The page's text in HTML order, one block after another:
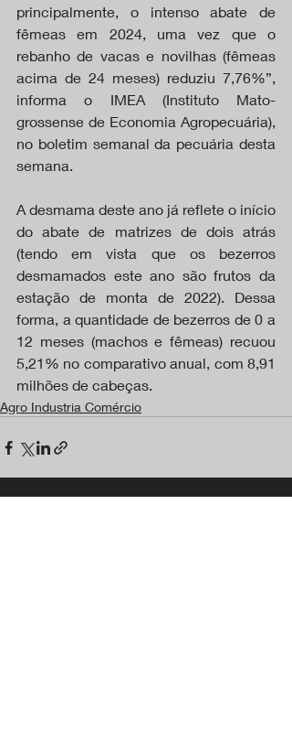
principalmente, o intenso abate de
fêmeas em 2024, uma vez que o
rebanho de vacas e novilhas (fêmeas
acima de 24 meses) reduziu 7,76%”,
informa o IMEA (Instituto Mato-
grossense de Economia Agropecuária),
no boletim semanal da pecuária desta
semana.
A desmama deste ano já reflete o início
do abate de matrizes de dois atrás
(tendo em vista que os bezerros
desmamados este ano são frutos da
estação de monta de 2022). Dessa
forma, a quantidade de bezerros de 0 a
12 meses (machos e fêmeas) recuou
5,21% no comparativo anual, com 8,91
milhões de cabeças.
Agro Industria Comércio